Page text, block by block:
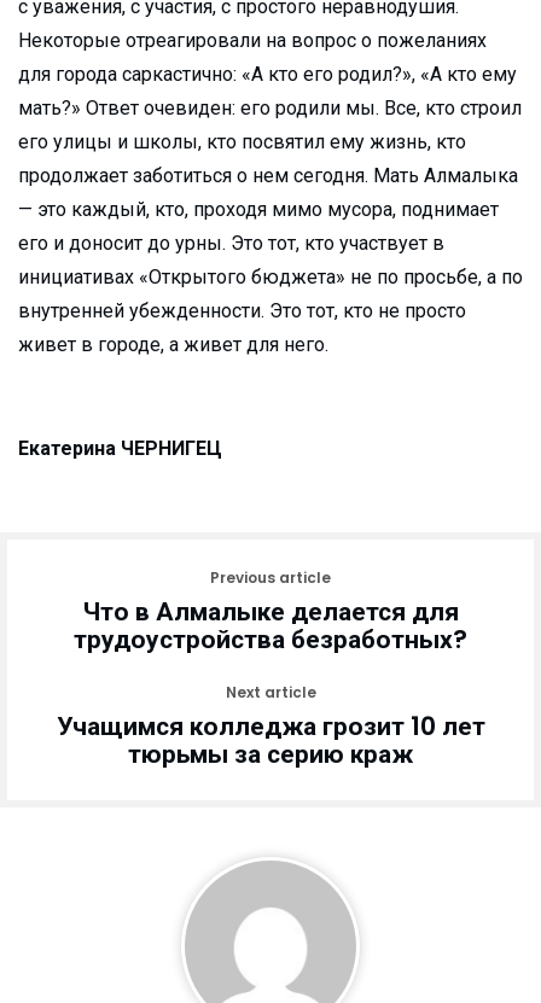
с уважения, с участия, с простого неравнодушия.
Некоторые отреагировали на вопрос о пожеланиях
для города саркастично: «А кто его родил?», «А кто ему
мать?» Ответ очевиден: его родили мы. Все, кто строил
его улицы и школы, кто посвятил ему жизнь, кто
продолжает заботиться о нем сегодня. Мать Алмалыка
— это каждый, кто, проходя мимо мусора, поднимает
его и доносит до урны. Это тот, кто участвует в
инициативах «Открытого бюджета» не по просьбе, а по
внутренней убежденности. Это тот, кто не просто
живет в городе, а живет для него.
Екатерина ЧЕРНИГЕЦ
Previous article
Что в Алмалыке делается для
трудоустройства безработных?
Next article
Учащимся колледжа грозит 10 лет
тюрьмы за серию краж